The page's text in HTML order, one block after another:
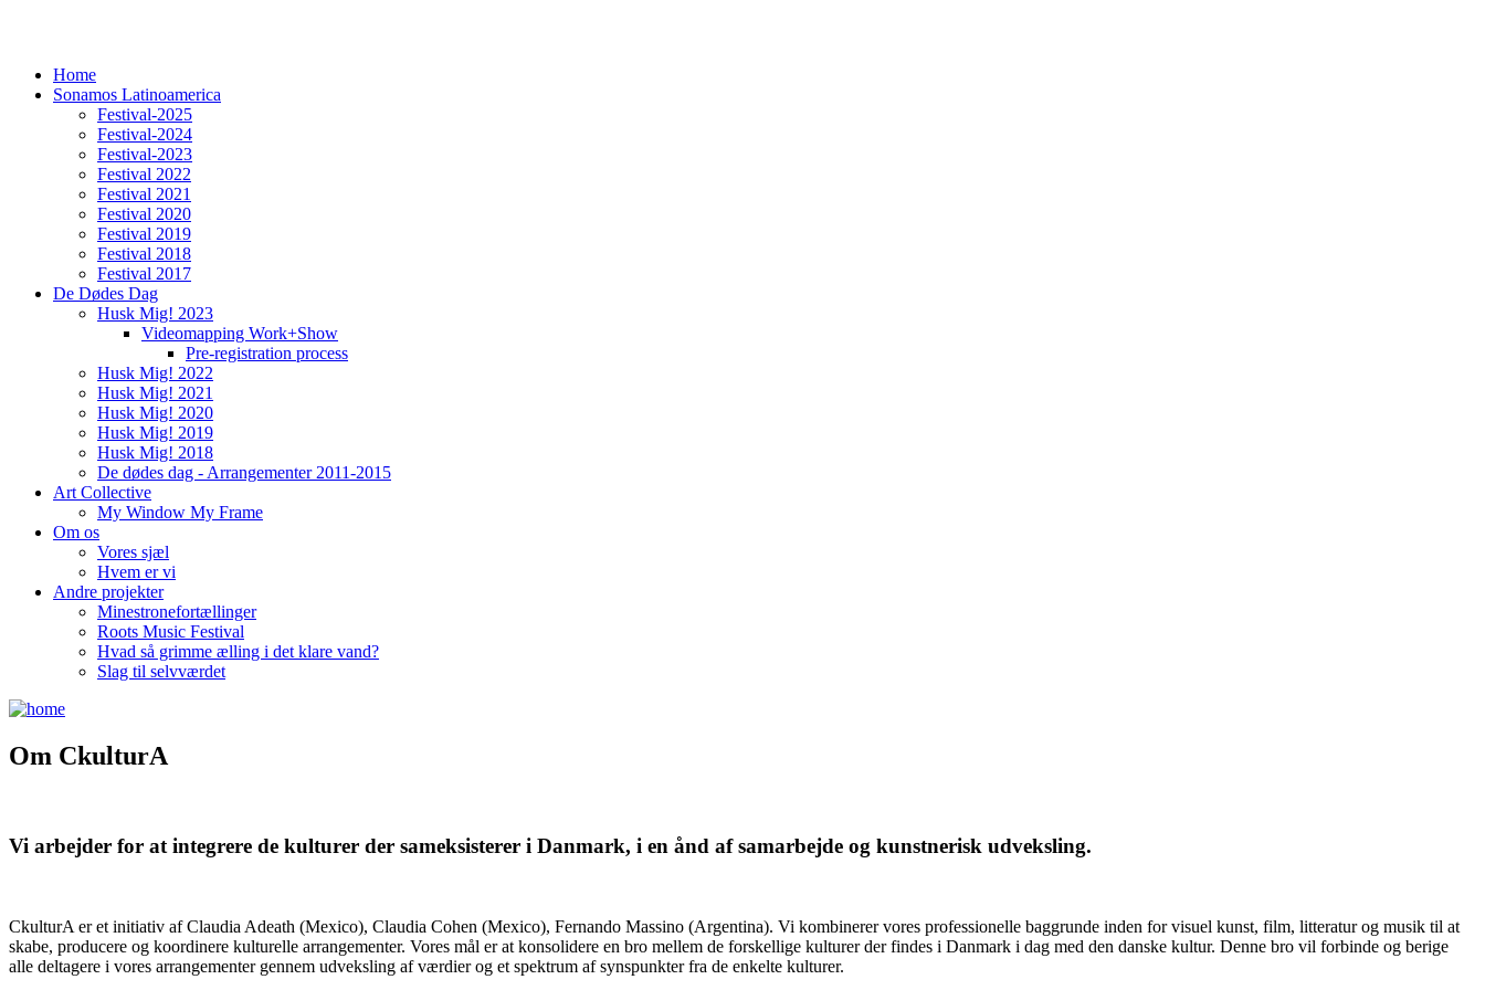
Home
Sonamos Latinoamerica
Festival-2025
Festival-2024
Festival-2023
Festival 2022
Festival 2021
Festival 2020
Festival 2019
Festival 2018
Festival 2017
De Dødes Dag
Husk Mig! 2023
Videomapping Work+Show
Pre-registration process
Husk Mig! 2022
Husk Mig! 2021
Husk Mig! 2020
Husk Mig! 2019
Husk Mig! 2018
De dødes dag - Arrangementer 2011-2015
Art Collective
My Window My Frame
Om os
Vores sjæl
Hvem er vi
Andre projekter
Minestronefortællinger
Roots Music Festival
Hvad så grimme ælling i det klare vand?
Slag til selvværdet
Om CkulturA
Vi arbejder for at integrere de kulturer der sameksisterer i Danmark, i en ånd af samarbejde og kunstnerisk udveksling.
CkulturA er et initiativ af Claudia Adeath (Mexico), Claudia Cohen (Mexico), Fernando Massino (Argentina). Vi kombinerer vores professionelle baggrunde inden for visuel kunst, film, litteratur og musik til at
skabe, producere og koordinere kulturelle arrangementer. Vores mål er at konsolidere en bro mellem de forskellige kulturer der findes i Danmark i dag med den danske kultur. Denne bro vil forbinde og berige
alle deltagere i vores arrangementer gennem udveksling af værdier og ​​et spektrum af synspunkter fra de enkelte kulturer.